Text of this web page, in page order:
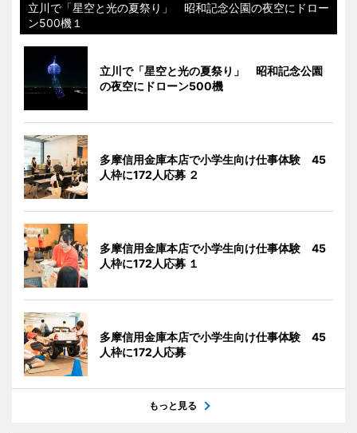
立川で「星空と光の夏祭り」 昭和記念公園の夜空にドロー
ン500機１
立川で「星空と光の夏祭り」 昭和記念公園
の夜空にドローン500機
多摩信用金庫本店で小学生向け仕事体験 45
人枠に172人応募 ２
多摩信用金庫本店で小学生向け仕事体験 45
人枠に172人応募 １
多摩信用金庫本店で小学生向け仕事体験 45
人枠に172人応募
もっと見る